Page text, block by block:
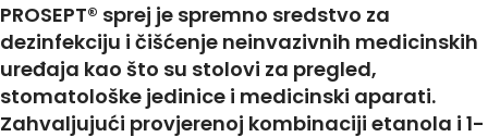
PROSEPT® sprej je spremno sredstvo za
dezinfekciju i čišćenje neinvazivnih medicinskih
uređaja kao što su stolovi za pregled,
stomatološke jedinice i medicinski aparati.
Zahvaljujući provjerenoj kombinaciji etanola i 1-